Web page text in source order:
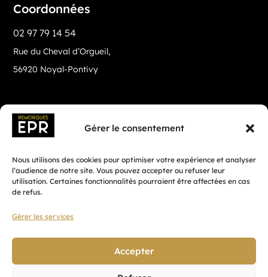
Gérer le consentement
Nous utilisons des cookies pour optimiser votre expérience et analyser
l’audience de notre site. Vous pouvez accepter ou refuser leur
utilisation. Certaines fonctionnalités pourraient être affectées en cas
de refus.
Gérer les services
Accepter
Coordonnées
02 97 79 14 54
Rue du Cheval d’Orgueil,
56920 Noyal-Pontivy